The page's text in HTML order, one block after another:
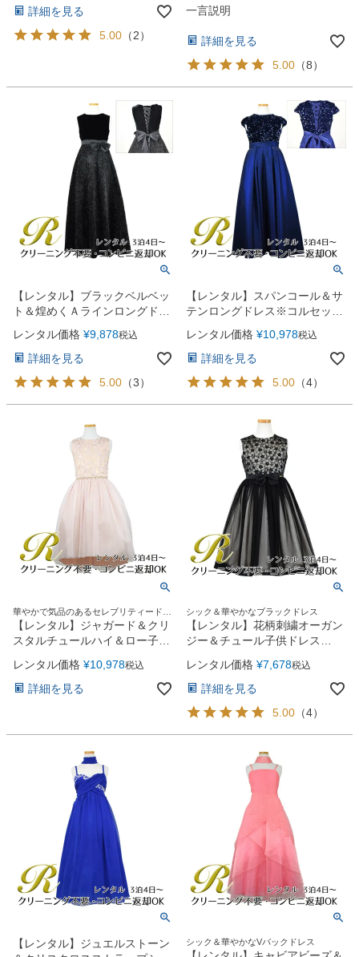
詳細を見る
5.00 （2）
一言説明
詳細を見る
5.00 （8）
【レンタル】ブラックベルベッ
ト＆煌めくＡラインロングドレ
ス※コルセットバックリボン結
び型(YP157B)ブラック
レンタル価格 ¥9,878税込
詳細を見る
5.00 （3）
【レンタル】スパンコール＆サ
テンロングドレス※コルセット
バックリボン結び型(YP136C)
ネイビー
レンタル価格 ¥10,978税込
詳細を見る
5.00 （4）
華やかで気品のあるセレブリティードレ
ス【レンタル】ジャガード＆クリ
スタルチュールハイ＆ロー子供
ドレス(SK805)ピンク
レンタル価格 ¥10,978税込
詳細を見る
シック＆華やかなブラックドレス
【レンタル】花柄刺繍オーガン
ジー＆チュール子供ドレス
【CHOPIN】(CAT182313)ブラ
ック
レンタル価格 ¥7,678税込
詳細を見る
5.00 （4）
【レンタル】ジュエルストーン
シック＆華やかなVバックドレス